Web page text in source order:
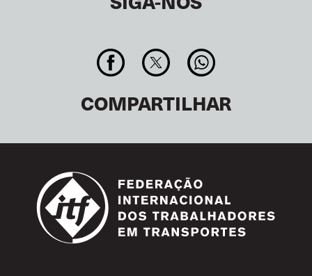
COMPARTILHAR